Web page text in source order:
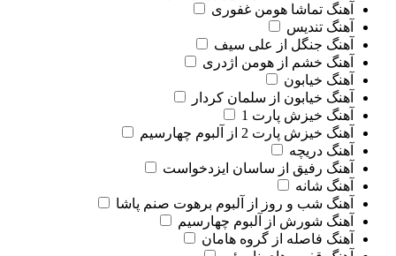
آهنگ تماشا هومن غفوری
آهنگ تندیس
آهنگ جنگل از علی سیف
آهنگ خشم از هومن اژدری
آهنگ خیابون
آهنگ خیابون از سلمان کردار
آهنگ خیزش پارت 1
آهنگ خیزش پارت 2 از آلبوم چهارسیم
آهنگ دریچه
آهنگ رفیق از ساسان ایزدخواست
آهنگ شانه
آهنگ شب و روز از آلبوم برهوت صنم پاشا
آهنگ شورش از آلبوم چهارسیم
آهنگ فاصله از گروه هامان